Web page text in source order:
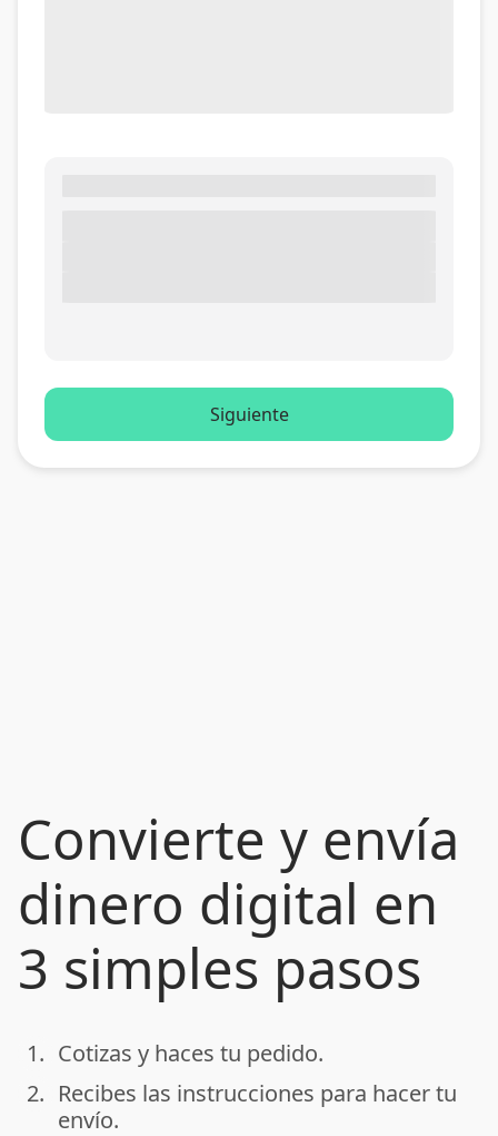
Convierte y envía
dinero digital en
3 simples pasos
done
1. Cotizas y haces tu pedido.
done
2. Recibes las instrucciones para hacer tu
envío.
Siguiente